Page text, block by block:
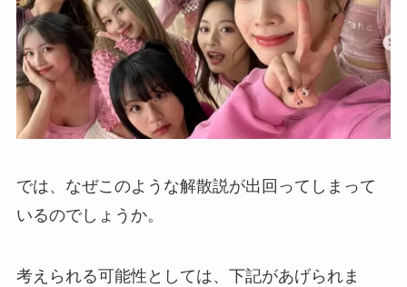
では、なぜこのような解散説が出回ってしまって
いるのでしょうか。
考えられる可能性としては、下記があげられま